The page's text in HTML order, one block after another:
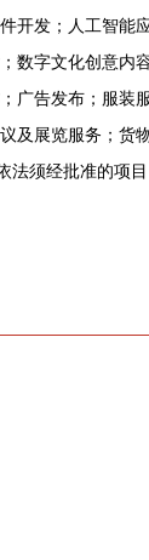
开发；人工智能
数字文化创意内
广告发布；服装
及展览服务；货
须经批准的项